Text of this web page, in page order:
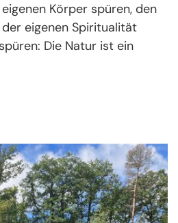
Körper spüren, den
eigenen Spiritualität
Die Natur ist ein